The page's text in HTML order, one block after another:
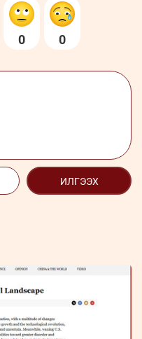
0 0
ИЛГЭЭХ